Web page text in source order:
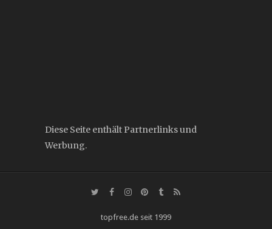
Diese Seite enthält Partnerlinks und
Werbung.
topfree.de seit 1999